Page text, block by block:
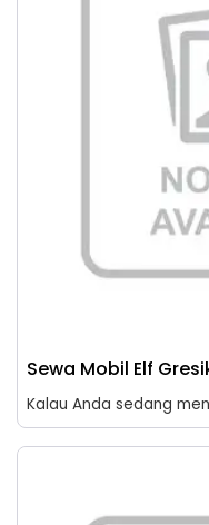
Sewa Mobil Elf
Kalau Anda sedang